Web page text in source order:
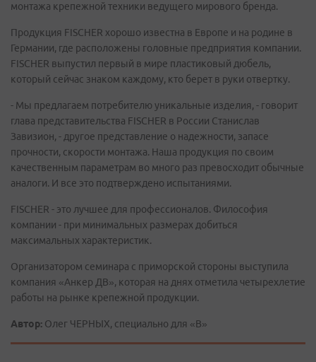
монтажа крепежной техники ведущего мирового бренда.
Продукция FISCHER хорошо известна в Европе и на родине в
Германии, где расположены головные предприятия компании.
FISCHER выпустил первый в мире пластиковый дюбель,
который сейчас знаком каждому, кто берет в руки отвертку.
- Мы предлагаем потребителю уникальные изделия, - говорит
глава представительства FISCHER в России Станислав
Завизион, - другое представление о надежности, запасе
прочности, скорости монтажа. Наша продукция по своим
качественным параметрам во много раз превосходит обычные
аналоги. И все это подтверждено испытаниями.
FISCHER - это лучшее для профессионалов. Философия
компании - при минимальных размерах добиться
максимальных характеристик.
Организатором семинара с приморской стороны выступила
компания «Анкер ДВ», которая на днях отметила четырехлетие
работы на рынке крепежной продукции.
Автор: Олег ЧЕРНЫХ, специально для «В»